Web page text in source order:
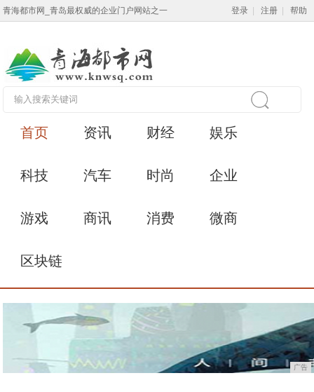
青海都市网_青岛最权威的企业门户网站之一 登录 注册 帮助
首页 资讯 财经 娱乐
科技 汽车 时尚 企业
游戏 商讯 消费 微商
区块链
广告